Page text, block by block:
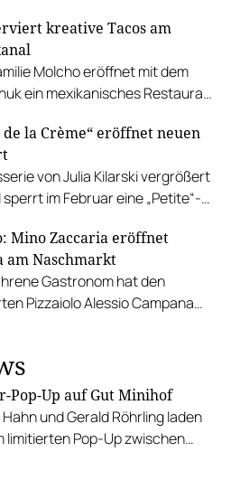
kreative Tacos am
Molcho eröffnet mit dem
ein mexikanisches Restaurant
de la Crème“ eröffnet neuen
von Julia Kilarski vergrößert
im Februar eine „Petite“-
auf.
Mino Zaccaria eröffnet
am Naschmarkt
Gastronom hat den
Pizzaiolo Alessio Campana
Pop-Up auf Gut Minihof
und Gerald Röhrling laden
limitierten Pop-Up zwischen